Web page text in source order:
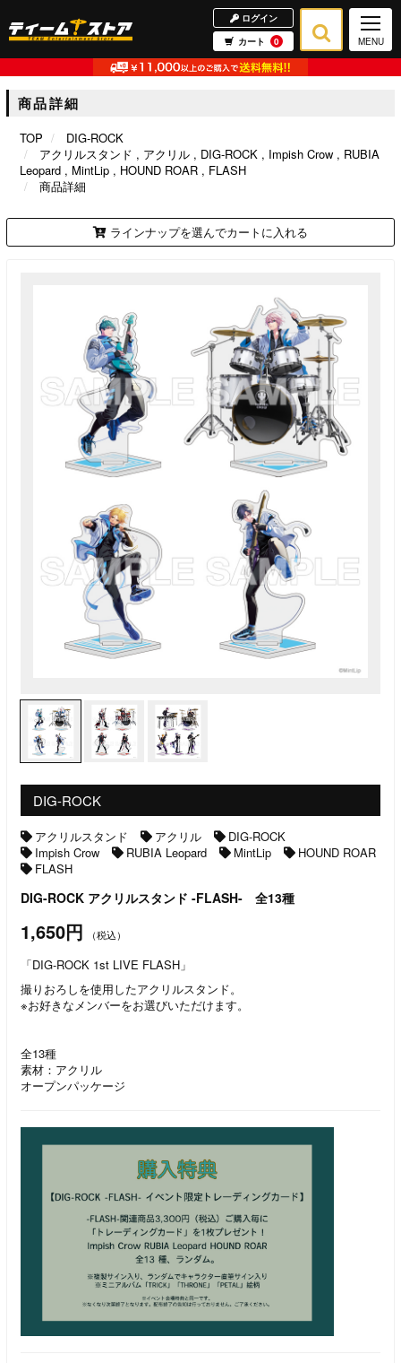
ログイン
カート
0 MENU
商品詳細
TOP
DIG-ROCK
アクリルスタンド
アクリル DIG-ROCK Impish Crow
RUBIA
Leopard
MintLip HOUND ROAR
FLASH
商品詳細
ラインナップを選んでカートに入れる
DIG-ROCK
アクリルスタンド アクリル
DIG-ROCK
Impish Crow
RUBIA Leopard MintLip
HOUND ROAR
FLASH
DIG-ROCK アクリルスタンド -FLASH- 全13種
1,650円 （税込）
「DIG-ROCK 1st LIVE FLASH」
撮りおろしを使用したアクリルスタンド。
※お好きなメンバーをお選びいただけます。
全13種
素材：アクリル
オープンパッケージ